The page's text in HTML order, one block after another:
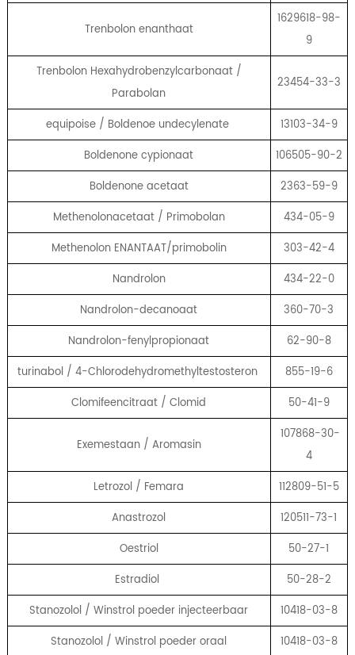
Trenbolon enanthaat
1629618-98-
9
Trenbolon Hexahydrobenzylcarbonaat /
Parabolan
23454-33-3
equipoise / Boldenoe undecylenate
13103-34-9
Boldenone cypionaat
106505-90-2
Boldenone acetaat
2363-59-9
Methenolonacetaat / Primobolan
434-05-9
Methenolon ENANTAAT/primobolin
303-42-4
Nandrolon
434-22-0
Nandrolon-decanoaat
360-70-3
Nandrolon-fenylpropionaat
62-90-8
turinabol / 4-Chlorodehydromethyltestosteron
855-19-6
Clomifeencitraat / Clomid
50-41-9
Exemestaan ​​/ Aromasin
107868-30-
4
Letrozol / Femara
112809-51-5
Anastrozol
120511-73-1
Oestriol
50-27-1
Estradiol
50-28-2
Stanozolol / Winstrol poeder injecteerbaar
10418-03-8
Stanozolol / Winstrol poeder oraal
10418-03-8